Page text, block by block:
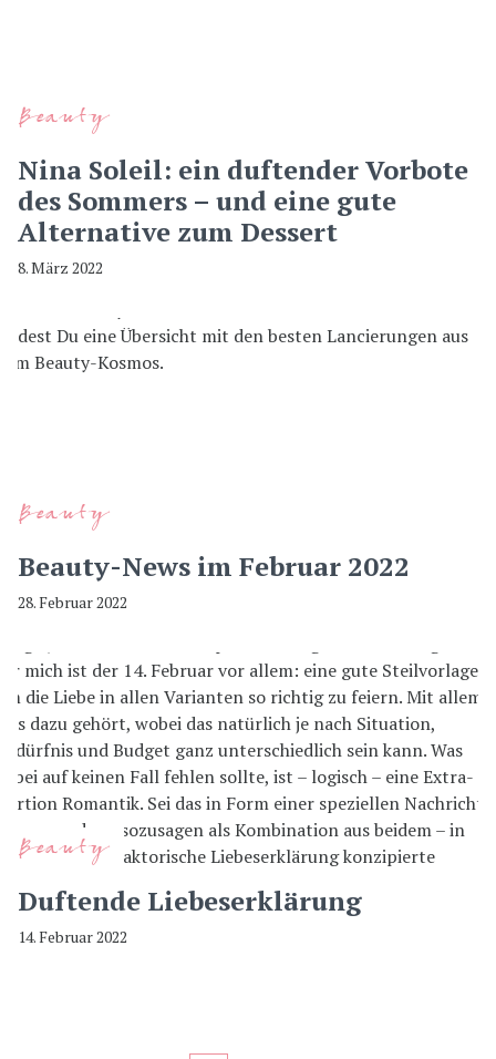
Beauty
Nina Soleil: ein duftender Vorbote
des Sommers – und eine gute
Alternative zum Dessert
8. März 2022
Beauty
Beauty-News im Februar 2022
28. Februar 2022
Beauty
Duftende Liebeserklärung
14. Februar 2022